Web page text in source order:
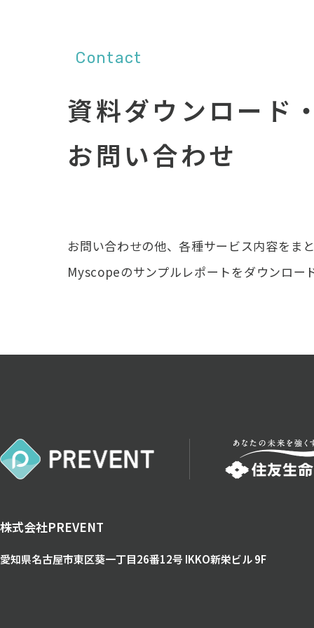
Contact
資料ダウンロード・
お問い合わせ
お問い合わせの他、各種サービス内容をまと
Myscopeのサンプルレポートをダウンロー
株式会社PREVENT
愛知県名古屋市東区葵一丁目26番12号 IKKO新栄ビル 9F